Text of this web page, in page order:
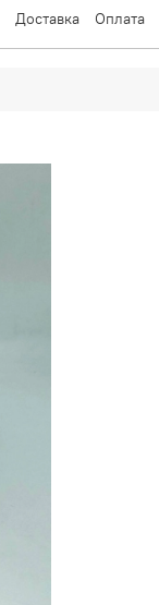
Доставка Оплата